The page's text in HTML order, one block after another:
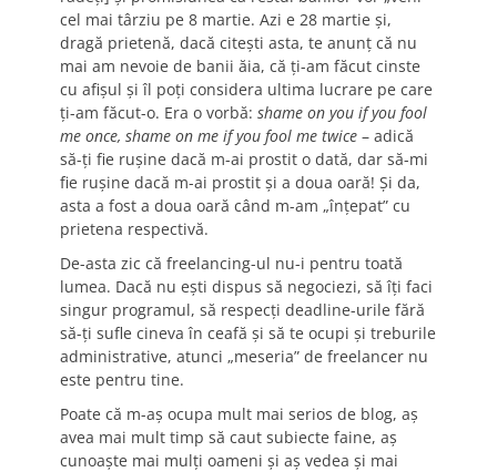
cel mai târziu pe 8 martie. Azi e 28 martie şi,
dragă prietenă, dacă citeşti asta, te anunţ că nu
mai am nevoie de banii ăia, că ţi-am făcut cinste
cu afişul şi îl poţi considera ultima lucrare pe care
ţi-am făcut-o. Era o vorbă: shame on you if you fool
me once, shame on me if you fool me twice – adică
să-ţi fie ruşine dacă m-ai prostit o dată, dar să-mi
fie ruşine dacă m-ai prostit şi a doua oară! Şi da,
asta a fost a doua oară când m-am „înţepat” cu
prietena respectivă.
De-asta zic că freelancing-ul nu-i pentru toată
lumea. Dacă nu eşti dispus să negociezi, să îţi faci
singur programul, să respecţi deadline-urile fără
să-ţi sufle cineva în ceafă şi să te ocupi şi treburile
administrative, atunci „meseria” de freelancer nu
este pentru tine.
Poate că m-aş ocupa mult mai serios de blog, aş
avea mai mult timp să caut subiecte faine, aş
cunoaşte mai mulţi oameni şi aş vedea şi mai